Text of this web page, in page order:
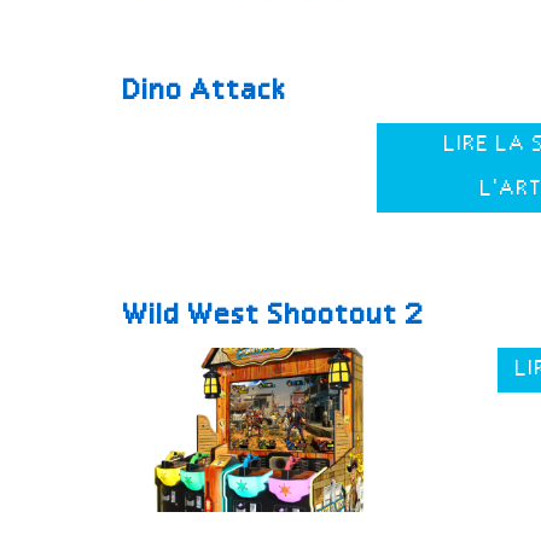
Dino Attack
LIRE LA
Wild West Shootout 2